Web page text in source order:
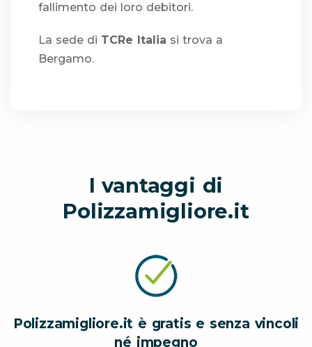
fallimento dei loro debitori.
La sede di TCRe Italia si trova a
Bergamo.
I vantaggi di
Polizzamigliore.it
Polizzamigliore.it è gratis e senza vincoli
né impegno